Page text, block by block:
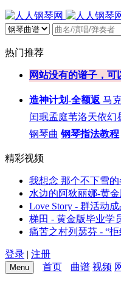
热门推荐
网站没有的谱子，可
造神计划-全额返 马
闰珉孟庭苇洛天依幻
钢琴曲 钢琴指法教程
精彩视频
我想念 那个不下雪的
水边的阿狄丽娜-黄
Love Story - 群活动
梯田 - 黄金版毕业学
痛苦之村列瑟芬 - “
登录 | 注册
Menu 首页 曲谱 视频